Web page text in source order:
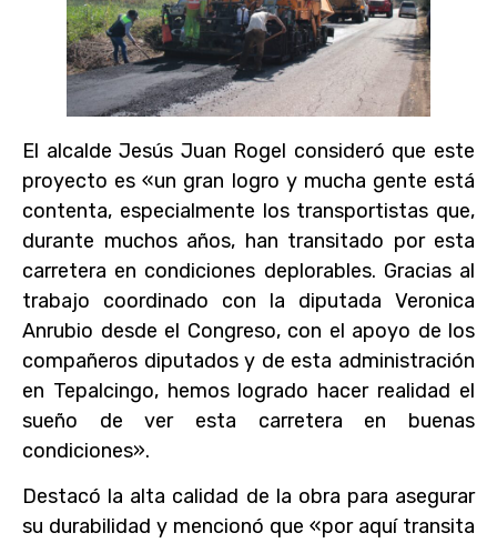
El alcalde Jesús Juan Rogel consideró que este
proyecto es «un gran logro y mucha gente está
contenta, especialmente los transportistas que,
durante muchos años, han transitado por esta
carretera en condiciones deplorables. Gracias al
trabajo coordinado con la diputada Veronica
Anrubio desde el Congreso, con el apoyo de los
compañeros diputados y de esta administración
en Tepalcingo, hemos logrado hacer realidad el
sueño de ver esta carretera en buenas
condiciones».
Destacó la alta calidad de la obra para asegurar
su durabilidad y mencionó que «por aquí transita